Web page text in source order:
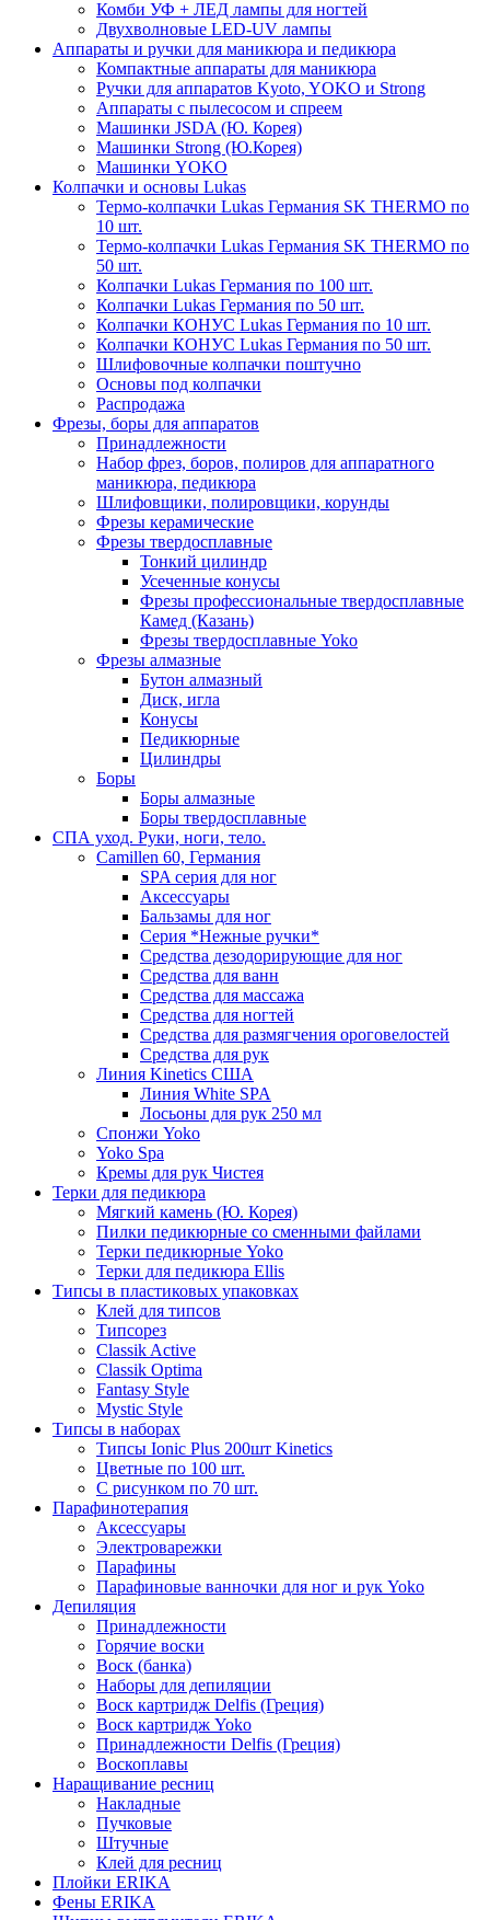
Комби УФ + ЛЕД лампы для ногтей
Двухволновые LED-UV лампы
Аппараты и ручки для маникюра и педикюра
Компактные аппараты для маникюра
Ручки для аппаратов Kyoto, YOKO и Strong
Аппараты с пылесосом и спреем
Машинки JSDA (Ю. Корея)
Машинки Strong (Ю.Корея)
Машинки YOKO
Колпачки и основы Lukas
Термо-колпачки Lukas Германия SK THERMO по
10 шт.
Термо-колпачки Lukas Германия SK THERMO по
50 шт.
Колпачки Lukas Германия по 100 шт.
Колпачки Lukas Германия по 50 шт.
Колпачки КОНУС Lukas Германия по 10 шт.
Колпачки КОНУС Lukas Германия по 50 шт.
Шлифовочные колпачки поштучно
Основы под колпачки
Распродажа
Фрезы, боры для аппаратов
Принадлежности
Набор фрез, боров, полиров для аппаратного
маникюра, педикюра
Шлифовщики, полировщики, корунды
Фрезы керамические
Фрезы твердосплавные
Тонкий цилиндр
Усеченные конусы
Фрезы профессиональные твердосплавные
Камед (Казань)
Фрезы твердосплавные Yoko
Фрезы алмазные
Бутон алмазный
Диск, игла
Конусы
Педикюрные
Цилиндры
Боры
Боры алмазные
Боры твердосплавные
СПА уход. Руки, ноги, тело.
Camillen 60, Германия
SPA серия для ног
Аксессуары
Бальзамы для ног
Серия *Нежные ручки*
Средства дезодорирующие для ног
Средства для ванн
Средства для массажа
Средства для ногтей
Средства для размягчения ороговелостей
Средства для рук
Линия Kinetics США
Линия White SPA
Лосьоны для рук 250 мл
Спонжи Yoko
Yoko Spa
Кремы для рук Чистея
Терки для педикюра
Мягкий камень (Ю. Корея)
Пилки педикюрные со сменными файлами
Терки педикюрные Yoko
Терки для педикюра Ellis
Типсы в пластиковых упаковках
Клей для типсов
Типсорез
Classik Active
Classik Optima
Fantasy Style
Mystic Style
Типсы в наборах
Типсы Ionic Plus 200шт Kinetics
Цветные по 100 шт.
С рисунком по 70 шт.
Парафинотерапия
Аксессуары
Электроварежки
Парафины
Парафиновые ванночки для ног и рук Yoko
Депиляция
Принадлежности
Горячие воски
Воск (банка)
Наборы для депиляции
Воск картридж Delfis (Греция)
Воск картридж Yoko
Принадлежности Delfis (Греция)
Воскоплавы
Наращивание ресниц
Накладные
Пучковые
Штучные
Клей для ресниц
Плойки ERIKA
Фены ERIKA